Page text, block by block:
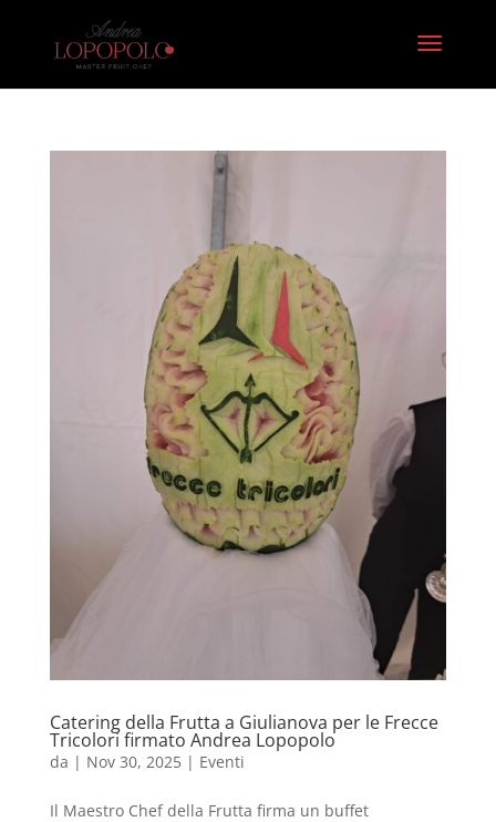
Catering della Frutta a Giulianova per le Frecce
Tricolori firmato Andrea Lopopolo
da | Nov 30, 2025| Eventi
Il Maestro Chef della Frutta firma un buffet